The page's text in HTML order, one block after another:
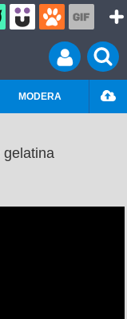
MODERA
gelatina